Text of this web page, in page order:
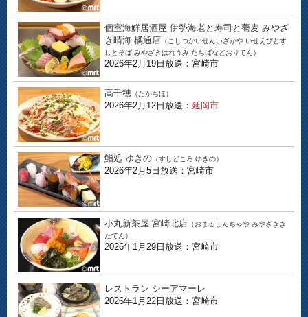
個室海鮮居酒屋 伊勢海老と寿司と蕎麦 みやざ
き晴海 橘通店 （こしつかいせんいざかや いせえびとす
しとそば みやざきはれうみ たちばなどおりてん）
2026年2月19日放送：宮崎市
高千穂 （たかちほ）
2026年2月12日放送： 延岡市
鮨処 ゆきの （すしどころ ゆきの）
2026年2月5日放送：宮崎市
小丸新茶屋 宮崎北店 （おまるしんちゃや みやざきき
たてん）
2026年1月29日放送：宮崎市
レストラン シーアマーレ
2026年1月22日放送：宮崎市